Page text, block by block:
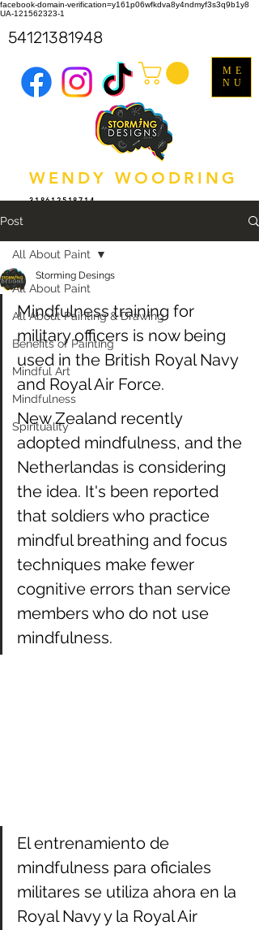
facebook-domain-verification=y161p06wfkdva8y4ndmyf3s3q9b1y8
UA-121562323-1
WENDY WOODRING
318612518714
ME
NU
54121381948
Post
All About Paint
All About Painting & Drawing
Benefits of Painting
Mindful Art
Mindfulness
Spirituality
All About Paint
Storming Desings
Mindfulness training for
military officers is now being
used in the British Royal Navy
and Royal Air Force.
New Zealand recently
adopted mindfulness, and the
Netherlandas is considering
the idea. It's been reported
that soldiers who practice
mindful breathing and focus
techniques make fewer
cognitive errors than service
members who do not use
mindfulness.
El entrenamiento de
mindfulness para oficiales
militares se utiliza ahora en la
Royal Navy y la Royal Air